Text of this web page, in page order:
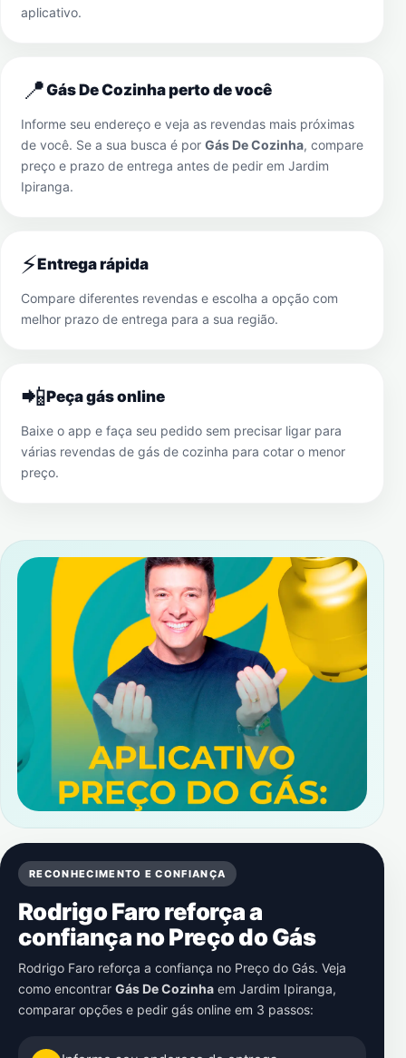
aplicativo.
📍Gás De Cozinha perto de você
Informe seu endereço e veja as revendas mais próximas
de você. Se a sua busca é por Gás De Cozinha, compare
preço e prazo de entrega antes de pedir em Jardim
Ipiranga.
⚡Entrega rápida
Compare diferentes revendas e escolha a opção com
melhor prazo de entrega para a sua região.
📲Peça gás online
Baixe o app e faça seu pedido sem precisar ligar para
várias revendas de gás de cozinha para cotar o menor
preço.
RECONHECIMENTO E CONFIANÇA
Rodrigo Faro reforça a
confiança no Preço do Gás
Rodrigo Faro reforça a confiança no Preço do Gás. Veja
como encontrar Gás De Cozinha em Jardim Ipiranga,
comparar opções e pedir gás online em 3 passos: